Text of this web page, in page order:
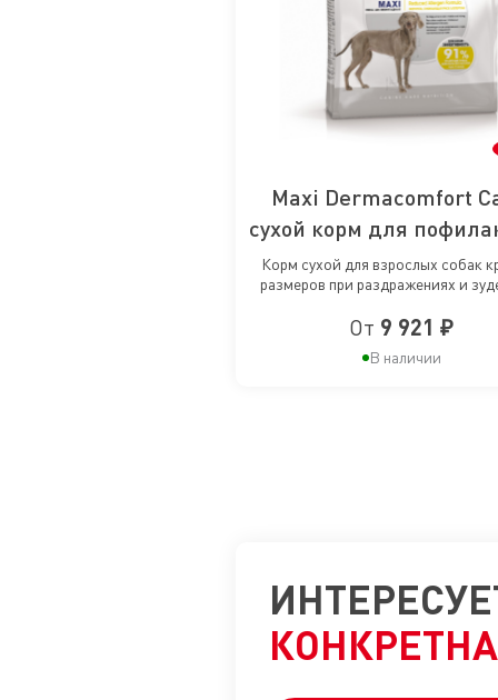
Maxi Dermacomfort
сухой корм для
раздражений и зуда
собак крупных
Корм сухой для взрослых собак
размеров при раздражениях и
От 9 921 ₽
В наличии